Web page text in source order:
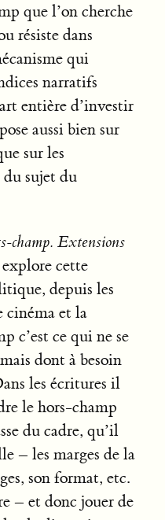
que l’on cherche
résiste dans
qui
narratifs
entière d’investir
aussi bien sur
sur les
sujet du
champ. Extensions
cette
depuis les
cinéma et la
c’est ce qui ne se
dont à besoin
les écritures il
le hors-champ
du cadre, qu’il
– les marges de la
son format, etc.
– et donc jouer de